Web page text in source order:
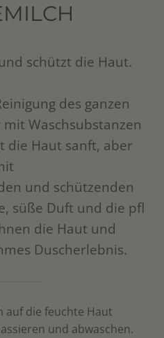
schützt die Haut.
des ganzen
Waschsubstanzen
die Haut sanft, aber
und schützenden
süße Duft und die pfl
die Haut und
Duscherlebnis.
auf die feuchte Haut
und abwaschen.